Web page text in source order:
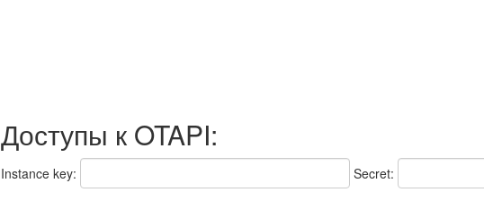
Доступы к OTAPI:
Instance key: Secret: